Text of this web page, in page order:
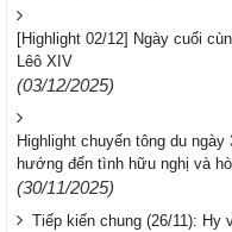
[Highlight 02/12] Ngày cuối
Lêô XIV
(03/12/2025)
Highlight chuyến tông du
hướng đến tình hữu nghị và
(30/11/2025)
Tiếp kiến chung (26/11): Hy